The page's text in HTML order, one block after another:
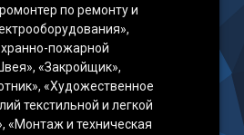
по ремонту и
пожарной
«Закройщик»,
«Художественное
текстильной и легкой
«Монтаж и техническая